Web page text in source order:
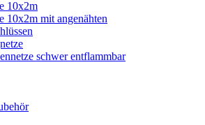
10x2m
10x2m mit angenähten
schwer entflammbar